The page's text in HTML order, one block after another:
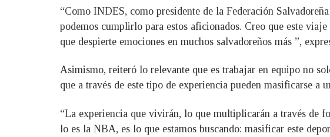
“Como INDES, como presidente de la Federación
podemos cumplirlo para estos aficionados. Creo que este
que despierte emociones en muchos salvadoreños más ”,
Asimismo, reiteró lo relevante que es trabajar en equipo no
que a través de este tipo de experiencia pueden masificarse a
“La experiencia que vivirán, lo que multiplicarán a través de
lo es la NBA, es lo que estamos buscando: masificar este